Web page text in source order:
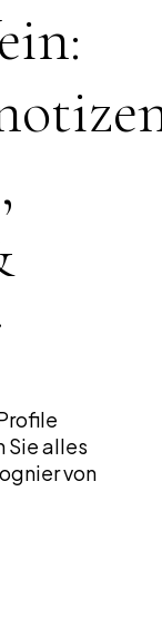
Sie alles
von